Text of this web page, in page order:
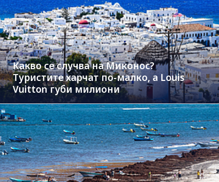
Какво се случва на Миконос?
Туристите харчат по-малко, а Louis
Vuitton губи милиони